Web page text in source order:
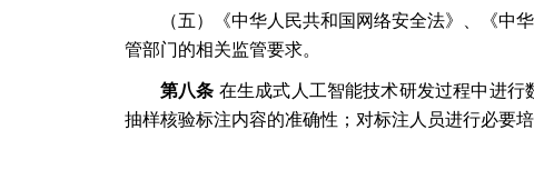
（五）《中华人民共和国网络安全法》、《
管部门的相关监管要求。
第八条 在生成式人工智能技术研发过程中进行
抽样核验标注内容的准确性；对标注人员进行必要